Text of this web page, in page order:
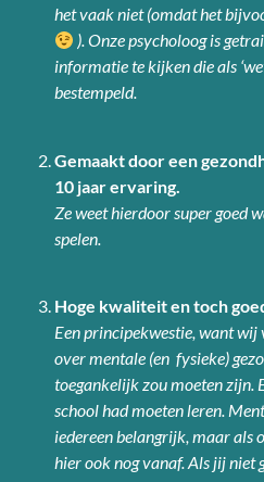
het vaak niet (omdat het
). Onze psycholoog is
informatie te kijken die als
bestempeld.
Gemaakt door een
10 jaar ervaring.
Ze weet hierdoor super goed
spelen.
Hoge kwaliteit en toch
Een principekwestie, want
over mentale (en fysieke)
toegankelijk zou moeten zijn.
school had moeten leren.
iedereen belangrijk, maar als
hier ook nog vanaf. Als jij niet